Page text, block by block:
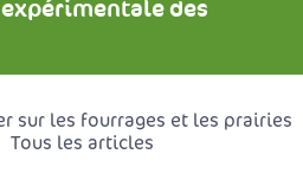
des
sur les fourrages et les prairies
Tous les articles